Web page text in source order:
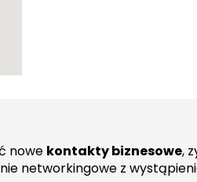
nowe kontakty biznesowe,
networkingowe z